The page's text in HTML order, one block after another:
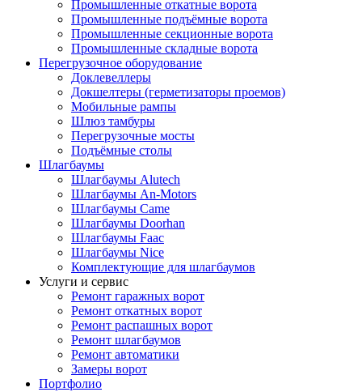
Промышленные откатные ворота
Промышленные подъёмные ворота
Промышленные секционные ворота
Промышленные складные ворота
Перегрузочное оборудование
Доклевеллеры
Докшелтеры (герметизаторы проемов)
Мобильные рампы
Шлюз тамбуры
Перегрузочные мосты
Подъёмные столы
Шлагбаумы
Шлагбаумы Alutech
Шлагбаумы An-Motors
Шлагбаумы Came
Шлагбаумы Doorhan
Шлагбаумы Faac
Шлагбаумы Nice
Комплектующие для шлагбаумов
Услуги и сервис
Ремонт гаражных ворот
Ремонт откатных ворот
Ремонт распашных ворот
Ремонт шлагбаумов
Ремонт автоматики
Замеры ворот
Портфолио